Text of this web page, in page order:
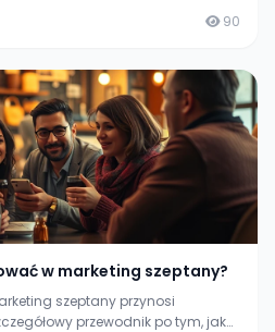
90
w marketing szeptany?
szeptany przynosi
przewodnik po tym, jak